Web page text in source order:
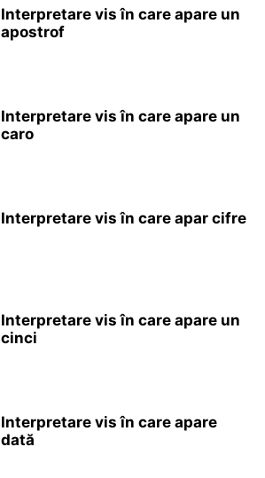
Interpretare vis în care apare un
apostrof
Interpretare vis în care apare un
caro
Interpretare vis în care apar cifre
Interpretare vis în care apare un
cinci
Interpretare vis în care apare
dată